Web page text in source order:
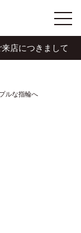
来店につきまして
ルな指輪へ